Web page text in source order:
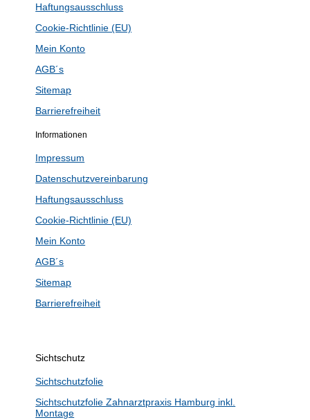
Haftungsausschluss
Cookie-Richtlinie (EU)
Mein Konto
AGB´s
Sitemap
Barrierefreiheit
Informationen
Impressum
Datenschutzvereinbarung
Haftungsausschluss
Cookie-Richtlinie (EU)
Mein Konto
AGB´s
Sitemap
Barrierefreiheit
Sichtschutz
Sichtschutzfolie
Sichtschutzfolie Zahnarztpraxis Hamburg inkl.
Montage